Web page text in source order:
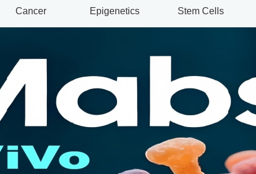
Cancer Epigenetics Stem Cells